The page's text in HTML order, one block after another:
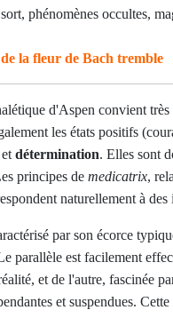
phénomènes occultes,
la fleur de Bach tremble
d'Aspen convient
les états positifs
et détermination. Elles sont
principes de medicatrix,
naturellement à
par son écorce
parallèle est facilement
et de l'autre, fascinée
et suspendues.